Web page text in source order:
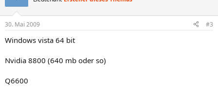
30. Mai 2009 #3
Windows vista 64 bit
Nvidia 8800 (640 mb oder so)
Q6600